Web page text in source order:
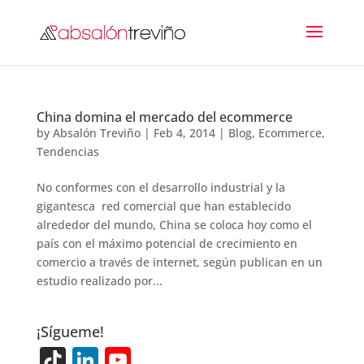
China domina el mercado del ecommerce
by Absalón Treviño| Feb 4, 2014| Blog, Ecommerce,
Tendencias
No conformes con el desarrollo industrial y la
gigantesca red comercial que han establecido
alrededor del mundo, China se coloca hoy como el
país con el máximo potencial de crecimiento en
comercio a través de internet, según publican en un
estudio realizado por...
¡Sígueme!